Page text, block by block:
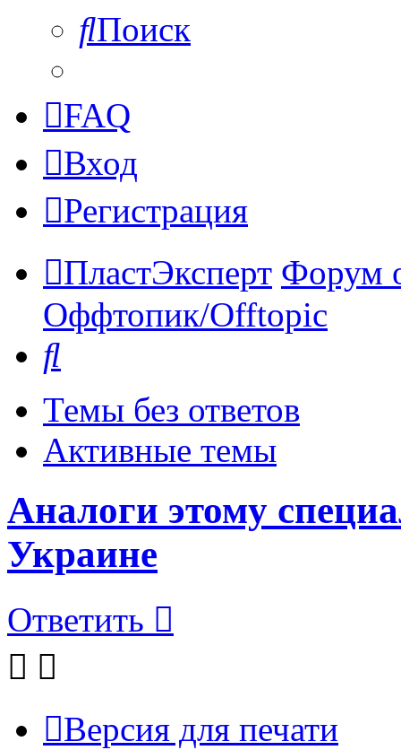
Поиск
FAQ
Вход
Регистрация
ПластЭксперт Форум
Оффтопик/Offtopic
Темы без ответов
Активные темы
Аналоги этому
Украине
Ответить
Версия для печати